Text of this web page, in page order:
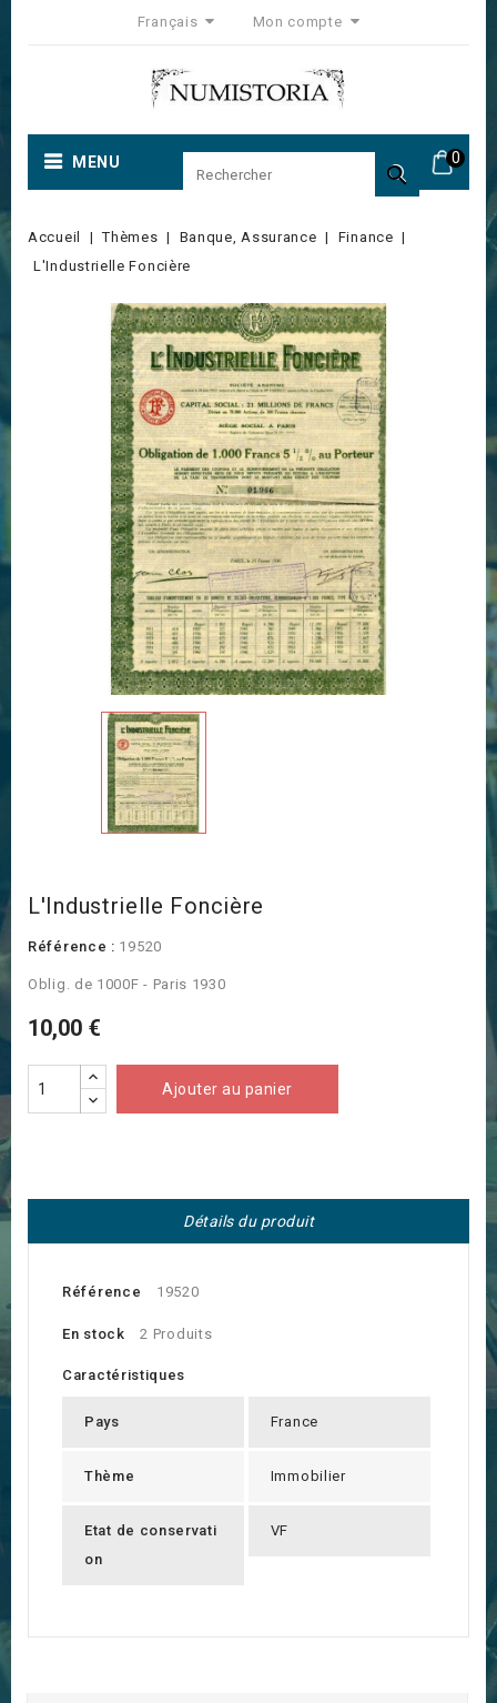
Français Mon compte
0
MENU 
Accueil Thèmes Banque, Assurance
Finance
L'Industrielle Foncière
L'Industrielle Foncière
Référence : 19520
Oblig. de 1000F - Paris 1930
10,00 €
Ajouter au panier
Détails du produit
Référence 19520
En stock 2 Produits
Caractéristiques
Pays France
Thème Immobilier
Etat de conservati
on
VF